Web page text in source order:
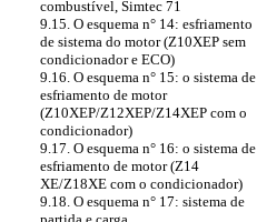
combustível, Simtec 71
9.15. O esquema n° 14: esfriamento
de sistema do motor (Z10XEP sem
condicionador e ECO)
9.16. O esquema n° 15: o sistema de
esfriamento de motor
(Z10XEP/Z12XEP/Z14XEP com o
condicionador)
9.17. O esquema n° 16: o sistema de
esfriamento de motor (Z14
XE/Z18XE com o condicionador)
9.18. O esquema n° 17: sistema de